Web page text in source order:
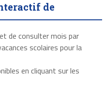
de
de consulter mois par
scolaires pour la
en cliquant sur les